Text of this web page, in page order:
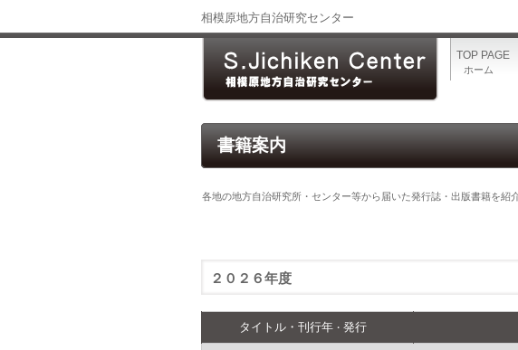
相模原地方自治研究センター
書籍案内
各地の地方自治研究所・センター等から届いた発行誌・出版書籍を紹
２０２６年度
タイトル・刊行年 ・ 発行
TOP
ホーム